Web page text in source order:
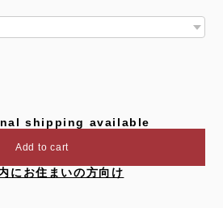
shipping available
Add to cart
にお住まいの方向け